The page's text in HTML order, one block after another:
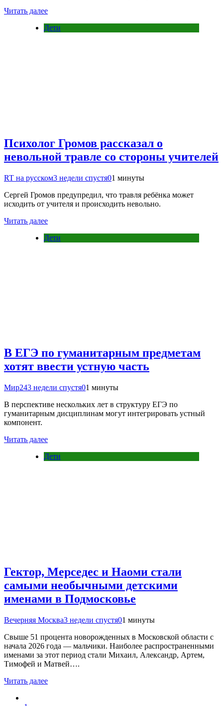
Читать далее
Дети
Психолог Громов рассказал о
невольной травле со стороны учителей
RT на русском3 недели спустя01 минуты
Сергей Громов предупредил, что травля ребёнка может
исходить от учителя и происходить невольно.
Читать далее
Дети
В ЕГЭ по гуманитарным предметам
хотят ввести устную часть
Мир243 недели спустя01 минуты
В перспективе нескольких лет в структуру ЕГЭ по
гуманитарным дисциплинам могут интегрировать устный
компонент.
Читать далее
Дети
Гектор, Мерседес и Наоми стали
самыми необычными детскими
именами в Подмосковье
Вечерняя Москва3 недели спустя01 минуты
Свыше 51 процента новорожденных в Московской области с
начала 2026 года — мальчики. Наиболее распространенными
именами за этот период стали Михаил, Александр, Артем,
Тимофей и Матвей….
Читать далее